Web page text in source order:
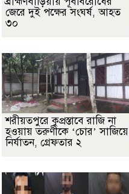
জেরে দুই পক্ষের সংঘর্ষ, আহত
৩০
শরীয়তপুরে কুপ্রস্তাবে রাজি না
হওয়ায় তরুণীকে ‘চোর’ সাজিয়ে
নির্যাতন, গ্রেফতার ২